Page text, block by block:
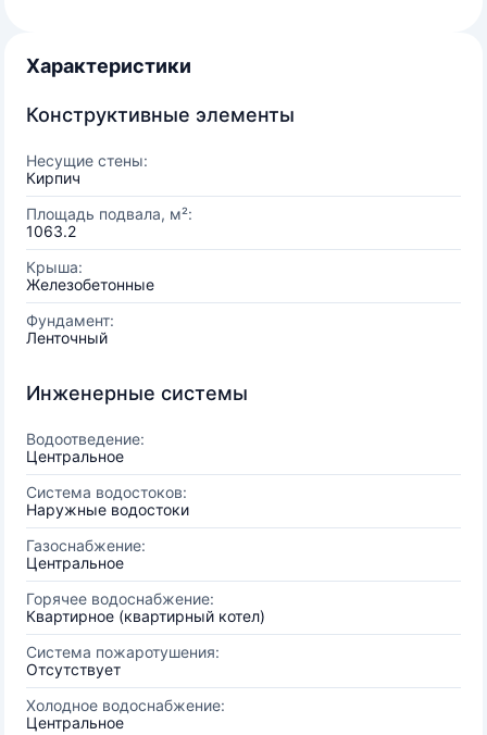
Характеристики
Конструктивные элементы
Несущие стены:
Кирпич
Площадь подвала, м²:
1063.2
Крыша:
Железобетонные
Фундамент:
Ленточный
Инженерные системы
Водоотведение:
Центральное
Система водостоков:
Наружные водостоки
Газоснабжение:
Центральное
Горячее водоснабжение:
Квартирное (квартирный котел)
Система пожаротушения:
Отсутствует
Холодное водоснабжение:
Центральное